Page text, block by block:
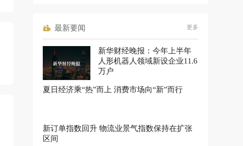
最新要闻 更多
新华财经晚报：今年上半年
人形机器人领域新设企业11.6
万户
夏日经济乘“热”而上 消费市场向“新”而行
新订单指数回升 物流业景气指数保持在扩张
区间